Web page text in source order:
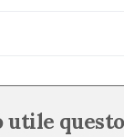
utile